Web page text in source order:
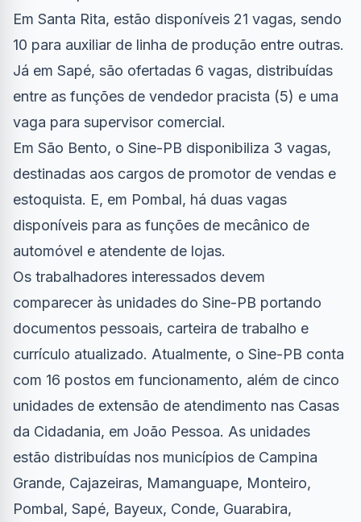
Em Santa Rita, estão disponíveis 21 vagas, sendo
10 para auxiliar de linha de produção entre outras.
Já em Sapé, são ofertadas 6 vagas, distribuídas
entre as funções de vendedor pracista (5) e uma
vaga para supervisor comercial.
Em São Bento, o Sine-PB disponibiliza 3 vagas,
destinadas aos cargos de promotor de vendas e
estoquista. E, em Pombal, há duas vagas
disponíveis para as funções de mecânico de
automóvel e atendente de lojas.
Os trabalhadores interessados devem
comparecer às unidades do Sine-PB portando
documentos pessoais, carteira de trabalho e
currículo atualizado. Atualmente, o Sine-PB conta
com 16 postos em funcionamento, além de cinco
unidades de extensão de atendimento nas Casas
da Cidadania, em João Pessoa. As unidades
estão distribuídas nos municípios de Campina
Grande, Cajazeiras, Mamanguape, Monteiro,
Pombal, Sapé, Bayeux, Conde, Guarabira,